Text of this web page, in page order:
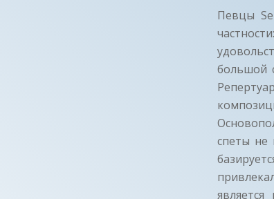
Певцы
большой
спеты не